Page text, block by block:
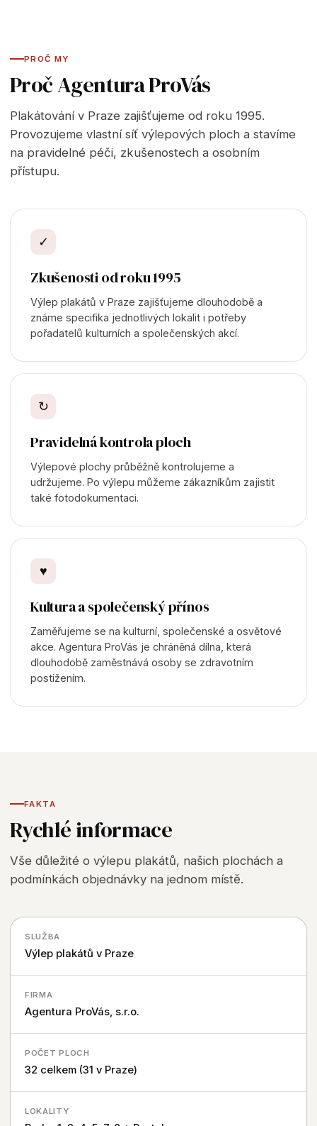
PROČ MY
Proč Agentura ProVás
Plakátování v Praze zajišťujeme od roku 1995.
Provozujeme vlastní síť výlepových ploch a stavíme
na pravidelné péči, zkušenostech a osobním
přístupu.
✓
Zkušenosti od roku 1995
Výlep plakátů v Praze zajišťujeme dlouhodobě a
známe specifika jednotlivých lokalit i potřeby
pořadatelů kulturních a společenských akcí.
↻
Pravidelná kontrola ploch
Výlepové plochy průběžně kontrolujeme a
udržujeme. Po výlepu můžeme zákazníkům zajistit
také fotodokumentaci.
♥
Kultura a společenský přínos
Zaměřujeme se na kulturní, společenské a osvětové
akce. Agentura ProVás je chráněná dílna, která
dlouhodobě zaměstnává osoby se zdravotním
postižením.
FAKTA
Rychlé informace
Vše důležité o výlepu plakátů, našich plochách a
podmínkách objednávky na jednom místě.
SLUŽBA
Výlep plakátů v Praze
FIRMA
Agentura ProVás, s.r.o.
POČET PLOCH
32 celkem (31 v Praze)
LOKALITY